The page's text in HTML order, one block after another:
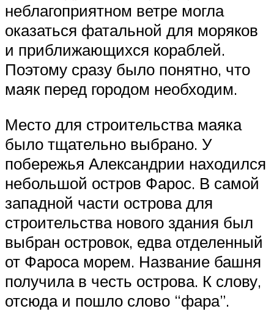
неблагоприятном ветре могла
оказаться фатальной для моряков
и приближающихся кораблей.
Поэтому сразу было понятно, что
маяк перед городом необходим.
Место для строительства маяка
было тщательно выбрано. У
побережья Александрии находился
небольшой остров Фарос. В самой
западной части острова для
строительства нового здания был
выбран островок, едва отделенный
от Фароса морем. Название башня
получила в честь острова. К слову,
отсюда и пошло слово “фара”.